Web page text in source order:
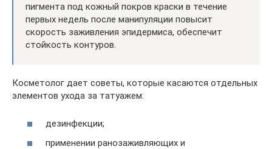
пигмента под кожный покров краски в течение
первых недель после манипуляции повысит
скорость заживления эпидермиса, обеспечит
стойкость контуров.
Косметолог дает советы, которые касаются отдельных
элементов ухода за татуажем:
дезинфекции;
применении ранозаживляющих и